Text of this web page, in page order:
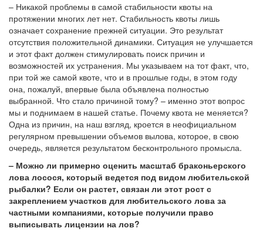
– Никакой проблемы в самой стабильности квоты на
протяжении многих лет нет. Стабильность квоты лишь
означает сохранение прежней ситуации. Это результат
отсутствия положительной динамики. Ситуация не улучшается
и этот факт должен стимулировать поиск причин и
возможностей их устранения. Мы указываем на тот факт, что,
при той же самой квоте, что и в прошлые годы, в этом году
она, пожалуй, впервые была объявлена полностью
выбранной. Что стало причиной тому? – именно этот вопрос
мы и поднимаем в нашей статье. Почему квота не меняется?
Одна из причин, на наш взгляд, кроется в неофициальном
регулярном превышении объемов вылова, которое, в свою
очередь, является результатом бесконтрольного промысла.
– Можно ли примерно оценить масштаб браконьерского
лова лосося, который ведется под видом любительской
рыбалки? Если он растет, связан ли этот рост с
закреплением участков для любительского лова за
частными компаниями, которые получили право
выписывать лицензии на лов?